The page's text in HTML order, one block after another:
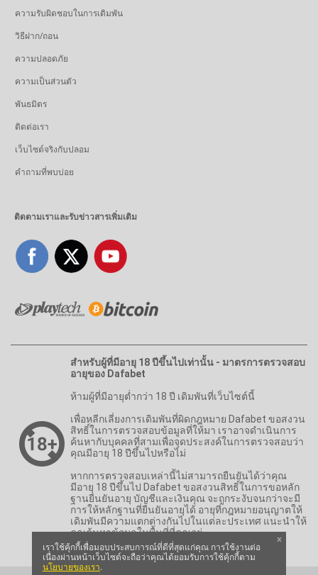
ความรับผิดชอบในการเดิมพัน
วิธีฝาก/ถอน
ความปลอดภัย
ความเป็นส่วนตัว
พันธมิตร
ติดต่อเรา
เว็บไซต์จริงกับปลอม
คำถามที่พบบ่อย
ติดตามเราและรับข่าวสารเพิ่มเติม
สำหรับผู้ที่มีอายุ 18 ปีขึ้นไปเท่านั้น - มาตรการตรวจสอบ
อายุของ Dafabet
ห้ามผู้ที่มีอายุต่ำกว่า 18 ปี เดิมพันที่เว็บไซต์นี้
เพื่อหลีกเลี่ยงการเดิมพันที่ผิดกฎหมาย Dafabet ขอสงวน
สิทธิ์ในการตรวจสอบข้อมูลที่ให้มา เราอาจดำเนินการ
ค้นหากับบุคคลที่สามเพื่อจุดประสงค์ในการตรวจสอบว่า
คุณมีอายุ 18 ปีขึ้นไปหรือไม่
หากการตรวจสอบเหล่านี้ไม่สามารถยืนยันได้ว่าคุณ
มีอายุ 18 ปีขึ้นไป Dafabet ขอสงวนสิทธิ์ในการขอหลัก
ฐานยืนยันอายุ บัญชีและเงินคุณ จะถูกระงับจนกว่าจะมี
การให้หลักฐานที่ยืนยันอายุได้ อายุที่กฎหมายอนุญาตให้
เดิมพันมีความแตกต่างกันไปในแต่ละประเทศ แนะนำให้
คุณค้นหาข้อมูลในพื้นที่ที่คุณอยู่
เราใช้คุ้กกี้เพื่อมอบประสบการณ์ที่ดีที่สุดแก่คุณ การใช้งานต่อ
เนื่องผ่านหน้าเว็บไซต์จะถือว่าคุณได้ยอมรับการใช้คุ้กกี้ตาม
นโยบายของเรา.
x